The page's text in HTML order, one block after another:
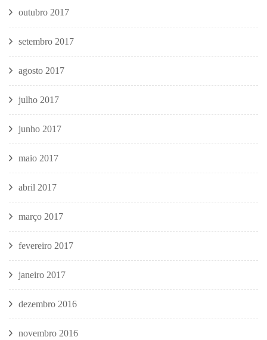
outubro 2017
setembro 2017
agosto 2017
julho 2017
junho 2017
maio 2017
abril 2017
março 2017
fevereiro 2017
janeiro 2017
dezembro 2016
novembro 2016